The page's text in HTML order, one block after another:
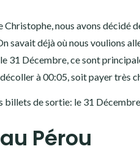
Christophe, nous avons décidé
savait déjà où nous voulions
31 Décembre, ce sont
à 00:05, soit payer très
billets de sortie: le 31
Pérou